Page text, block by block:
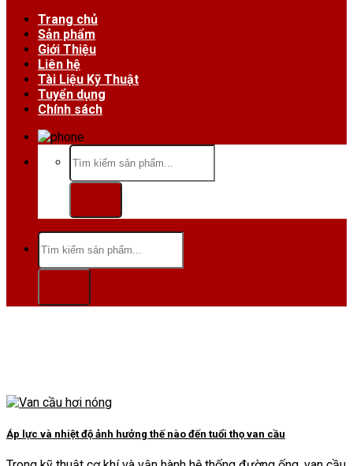
Trang chủ
Sản phẩm
Giới Thiệu
Liên hệ
Tài Liệu Kỹ Thuật
Tuyển dụng
Chính sách
Tìm
kiếm:
Tìm
kiếm:
Áp lực và nhiệt độ ảnh hưởng thế nào đến tuổi thọ van cầu